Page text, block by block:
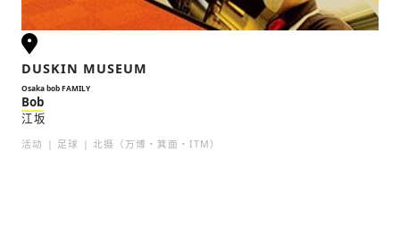
DUSKIN MUSEUM
Osaka bob FAMILY
Bob
江坂
活动 足球 北摄（万博・箕面・ITM）